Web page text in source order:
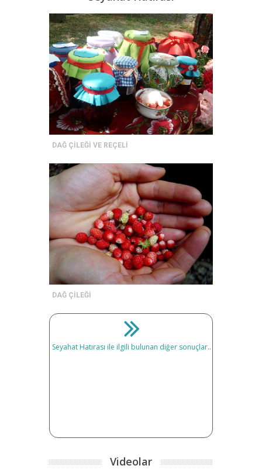
DAĞ ÇİLEĞİ VE REÇELİ
DAĞ ÇİLEĞİ
Seyahat Hatırası ile ilgili bulunan diğer sonuçlar..
Videolar